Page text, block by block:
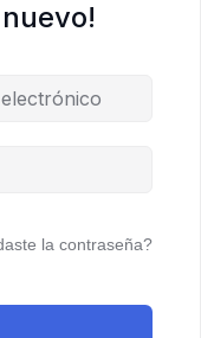
la contraseña?